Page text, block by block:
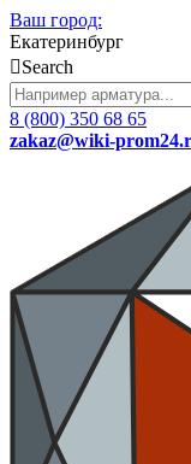
Ваш город:
Екатеринбург
Search
8 (800) 350 68 65
zakaz@wiki-